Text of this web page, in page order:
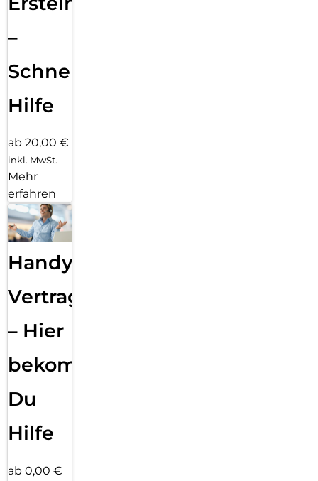
–
Schnelle
Hilfe
ab 20,00 €
inkl. MwSt.
Mehr
erfahren
Handy
Vertragsabwicklung
– Hier
bekommst
Du
Hilfe
ab 0,00 €